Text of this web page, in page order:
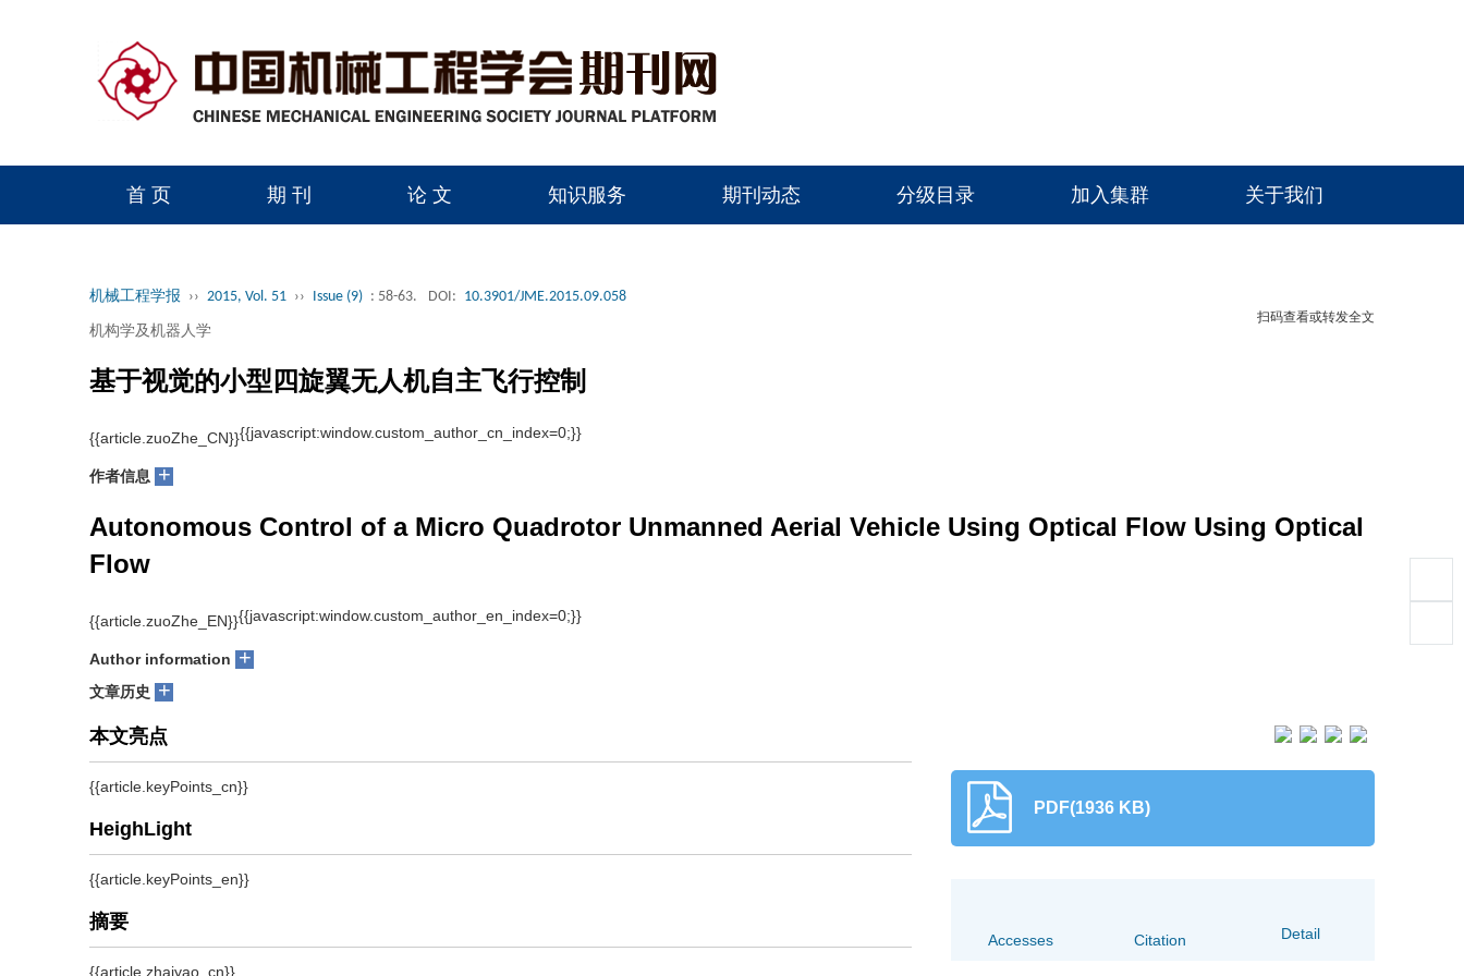
首 页 期 刊 论 文 知识服务 期刊动态 分级目录 加入集群 关于我们
机械工程学报 ›› 2015, Vol. 51 ›› Issue (9) : 58-63. DOI: 10.3901/JME.2015.09.058
机构学及机器人学
基于视觉的小型四旋翼无人机自主飞行控制
鲜斌 1, 2, 3 1, 2, 3 , 张旭
作者信息 +
Autonomous Control of a Micro Quadrotor Unmanned Aerial Vehicle Using Optical Flow Using Optical
Flow
XIAN Bin 1, 2, 3 , LIU Yang
+
文章历史 +
摘要
提出为实现小型四旋翼无人机自主飞行控制，设计一种基于视觉的飞行控制方法，并搭建嵌入式控制架构飞行试验平台。
在控制过程中，光流信息与姿态角信息进行融合用于估计无人机水平位置信息，利用获取到的水平位置信息作为内外环结
构的比例微分积分(Proportion integration differentiation, PID)控制器外环反馈信息。不同于传统的基于地面站的控制架构
试验平台，该飞行系统中采用了一个嵌入式控制架构的试验平台。该平台依靠机载嵌入计算机进行光流计算、运动状态估
计，并采用机载飞行控制器执行控制算法。这种嵌入式控制架构工程实现难度高，但更利于实现四旋翼无人机的全自主飞
行控制。试验结果表明，提出的设计方法取得了较好全自主飞行控制效果。
PDF(1936 KB)
Accesses Citation